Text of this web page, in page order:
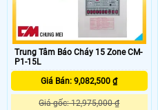
Trung Tâm Báo Cháy 15 Zone CM-
P1-15L
Giá Bán: 9,082,500 ₫
Giá gốc: 12,975,000 ₫